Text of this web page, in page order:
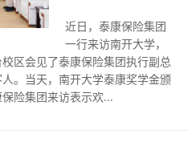
近日，泰康保险集团
一行来访南开大学，
区会见了泰康保险集团执行副总
。当天，南开大学泰康奖学金颁
险集团来访表示欢...